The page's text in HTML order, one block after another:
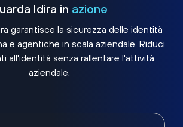
Idira in azione
garantisce la sicurezza delle identità
e agentiche in scala aziendale. Riduci
all'identità senza rallentare l'attività
aziendale.